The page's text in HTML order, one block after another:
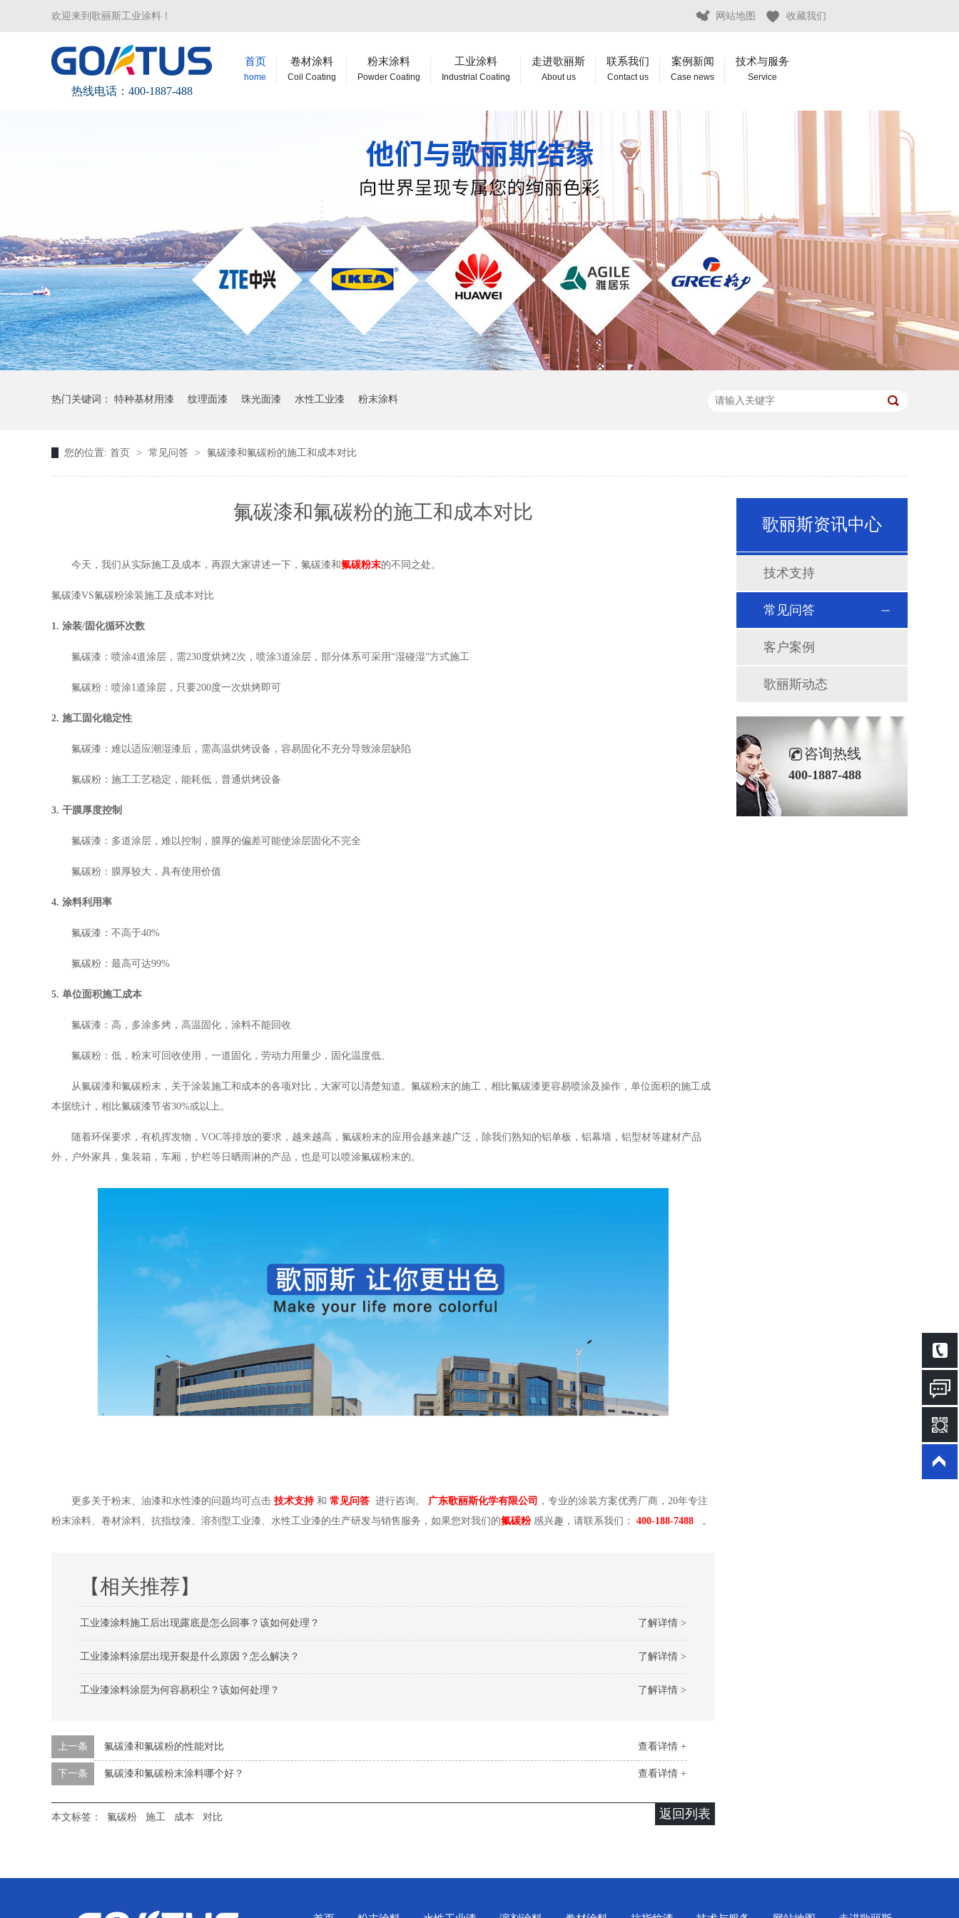
网站地图 收藏我们
欢迎来到歌丽斯工业涂料！
热线电话：400-1887-488
首页
home
卷材涂料
Coil Coating
粉末涂料
Powder Coating
工业涂料
Industrial Coating
走进歌丽斯
About us
联系我们
Contact us
案例新闻
Case news
技术与服务
Service
热门关键词： 特种基材用漆 纹理面漆 珠光面漆 水性工业漆 粉末涂料
您的位置: 首页 > 常见问答 > 氟碳漆和氟碳粉的施工和成本对比
氟碳漆和氟碳粉的施工和成本对比
今天，我们从实际施工及成本，再跟大家讲述一下，氟碳漆和氟碳粉末的不同之处。
氟碳漆VS氟碳粉涂装施工及成本对比
1. 涂装/固化循环次数
氟碳漆：喷涂4道涂层，需230度烘烤2次，喷涂3道涂层，部分体系可采用“湿碰湿”方式施工
氟碳粉：喷涂1道涂层，只要200度一次烘烤即可
2. 施工固化稳定性
氟碳漆：难以适应潮湿漆后，需高温烘烤设备，容易固化不充分导致涂层缺陷
氟碳粉：施工工艺稳定，能耗低，普通烘烤设备
3. 干膜厚度控制
氟碳漆：多道涂层，难以控制，膜厚的偏差可能使涂层固化不完全
氟碳粉：膜厚较大，具有使用价值
4. 涂料利用率
氟碳漆：不高于40%
氟碳粉：最高可达99%
5. 单位面积施工成本
氟碳漆：高，多涂多烤，高温固化，涂料不能回收
氟碳粉：低，粉末可回收使用，一道固化，劳动力用量少，固化温度低、
从氟碳漆和氟碳粉末，关于涂装施工和成本的各项对比，大家可以清楚知道。氟碳粉末的施工，相比氟碳漆更容易喷涂及操作，单位面积的施工成
本据统计，相比氟碳漆节省30%或以上。
随着环保要求，有机挥发物，VOC等排放的要求，越来越高，氟碳粉末的应用会越来越广泛，除我们熟知的铝单板，铝幕墙，铝型材等建材产品
外，户外家具，集装箱，车厢，护栏等日晒雨淋的产品，也是可以喷涂氟碳粉末的。
更多关于粉末、油漆和水性漆的问题均可点击 技术支持 和 常见问答 进行咨询。 广东歌丽斯化学有限公司
，专业的涂装方案优秀厂商，20年专注
粉末涂料、卷材涂料、抗指纹漆、溶剂型工业漆、水性工业漆的生产研发与销售服务，如果您对我们的氟碳粉 感兴趣，请联系我们： 400-188-7488 。
【相关推荐】
了解详情 >
工业漆涂料施工后出现露底是怎么回事？该如何处理？
了解详情 >
工业漆涂料涂层出现开裂是什么原因？怎么解决？
了解详情 >
工业漆涂料涂层为何容易积尘？该如何处理？
查看详情 +
上一条 氟碳漆和氟碳粉的性能对比
查看详情 +
下一条 氟碳漆和氟碳粉末涂料哪个好？
返回列表
本文标签： 氟碳粉 施工 成本 对比
歌丽斯资讯中心
技术支持
常见问答
客户案例
歌丽斯动态
咨询热线
400-1887-488